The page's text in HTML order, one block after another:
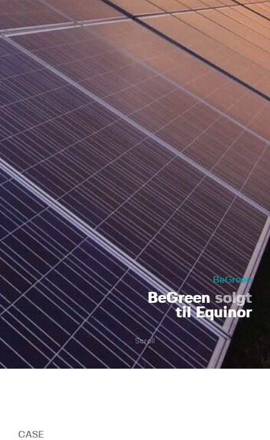
BeGreen
BeGreensolgt
til Equinor
Scroll
CASE